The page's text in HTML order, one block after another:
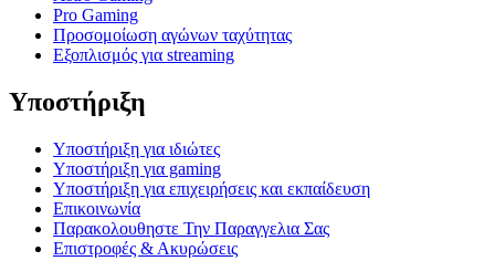
Pro Gaming
Προσομοίωση αγώνων ταχύτητας
Εξοπλισμός για streaming
Υποστήριξη
Υποστήριξη για ιδιώτες
Υποστήριξη για gaming
Υποστήριξη για επιχειρήσεις και εκπαίδευση
Επικοινωνία
Παρακολουθηστε Την Παραγγελια Σας
Επιστροφές & Ακυρώσεις